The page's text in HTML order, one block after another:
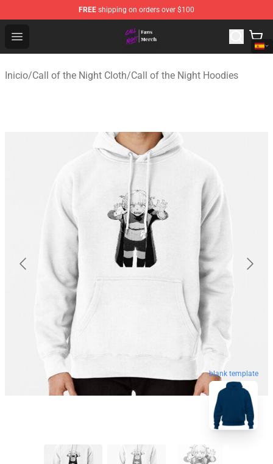
FREE shipping on orders over $100
Open menu
Call of the Night Store - Official Call of the Night
Inicio/Call of the Night Cloth/Call of the Night Hoodies
blank template